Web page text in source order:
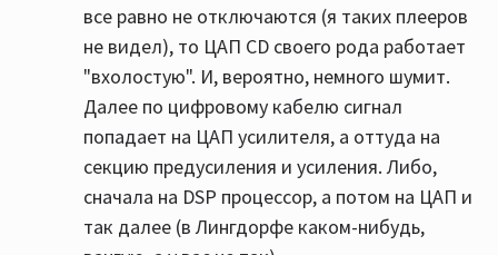
все равно не отключаются (я таких плееров
не видел), то ЦАП CD своего рода работает
"вхолостую". И, вероятно, немного шумит.
Далее по цифровому кабелю сигнал
попадает на ЦАП усилителя, а оттуда на
секцию предусиления и усиления. Либо,
сначала на DSP процессор, а потом на ЦАП и
так далее (в Лингдорфе каком-нибудь,